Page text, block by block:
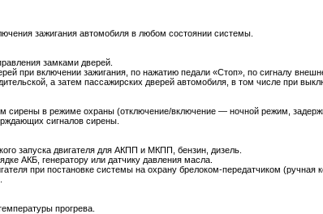
зажигания автомобиля в любом состоянии системы.
замками дверей.
при включении зажигания, по нажатию педали «Стоп», по сигналу
а затем пассажирских дверей автомобиля, в том числе при
сирены в режиме охраны (отключение/включение — ночной режим,
сигналов сирены.
запуска двигателя для АКПП и МКПП, бензин, дизель.
АКБ, генератору или датчику давления масла.
при постановке системы на охрану брелоком-передатчиком (ручная
прогрева.